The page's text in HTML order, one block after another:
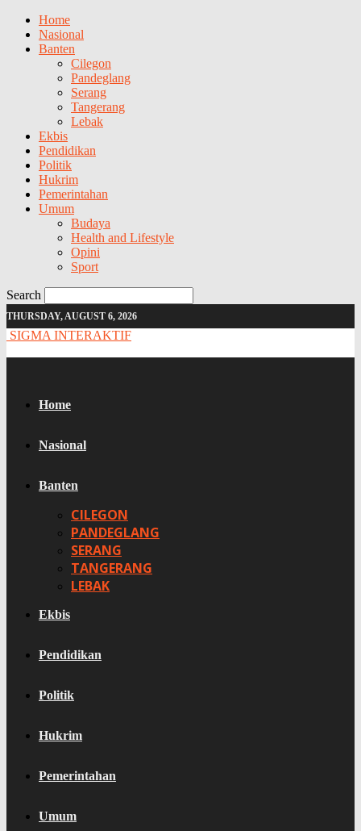
Home
Nasional
Banten
Cilegon
Pandeglang
Serang
Tangerang
Lebak
Ekbis
Pendidikan
Politik
Hukrim
Pemerintahan
Umum
Budaya
Health and Lifestyle
Opini
Sport
Search
THURSDAY, AUGUST 6, 2026
SIGMA INTERAKTIF
Home
Nasional
Banten
CILEGON
PANDEGLANG
SERANG
TANGERANG
LEBAK
Ekbis
Pendidikan
Politik
Hukrim
Pemerintahan
Umum